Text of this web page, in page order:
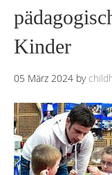
Kinder
05 März 2024 by